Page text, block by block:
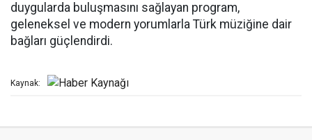
duygularda buluşmasını sağlayan program,
geleneksel ve modern yorumlarla Türk müziğine dair
bağları güçlendirdi.
Kaynak: